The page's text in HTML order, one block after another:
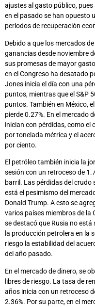
ajustes al gasto público,
en el pasado se han opuesto
periodos de recuperación
Debido a que los mercados
ganancias desde noviembre
sus promesas de mayor
en el Congreso ha desatado
Jones inicia el día con una
puntos, mientras que el S&P
puntos. También en México,
pierde 0.27%. En el mercado
inician con pérdidas, como el
por tonelada métrica y el
por ciento.
El petróleo también inicia la
sesión con un retroceso de
barril. Las pérdidas del crudo
está el pesimismo del
Donald Trump. A esto se
varios países miembros de la
se destacó que Rusia no
la producción petrolera en la
riesgo la estabilidad del
del año pasado.
En el mercado de dinero, se
libres de riesgo. La tasa de
años inicia con un retroceso
2.36%. Por su parte, en el